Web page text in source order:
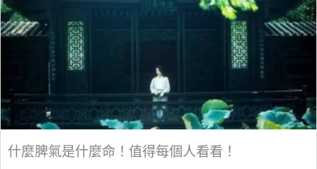
什麼脾氣是什麼命！值得每個人看看！